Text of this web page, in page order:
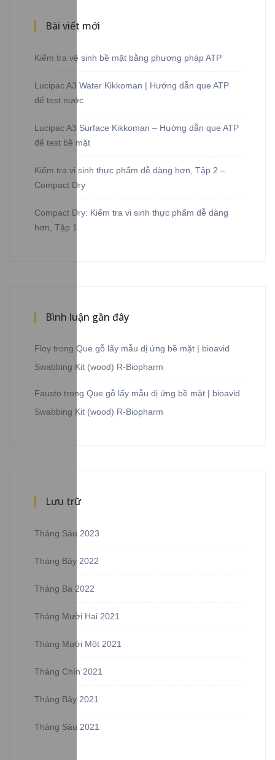
Bài viết mới
Kiểm tra vệ sinh bề mặt bằng phương pháp ATP
Lucipac A3 Water Kikkoman | Hướng dẫn que ATP
để test nước
Lucipac A3 Surface Kikkoman – Hướng dẫn que ATP
để test bề mặt
Kiểm tra vi sinh thực phẩm dễ dàng hơn, Tập 2 –
Compact Dry
Compact Dry: Kiểm tra vi sinh thực phẩm dễ dàng
hơn, Tập 1
Bình luận gần đây
Floy trong Que gỗ lấy mẫu dị ứng bề mặt | bioavid
Swabbing Kit (wood) R-Biopharm
Fausto trong Que gỗ lấy mẫu dị ứng bề mặt | bioavid
Swabbing Kit (wood) R-Biopharm
Lưu trữ
Tháng Sáu 2023
Tháng Bảy 2022
Tháng Ba 2022
Tháng Mười Hai 2021
Tháng Mười Một 2021
Tháng Chín 2021
Tháng Bảy 2021
Tháng Sáu 2021